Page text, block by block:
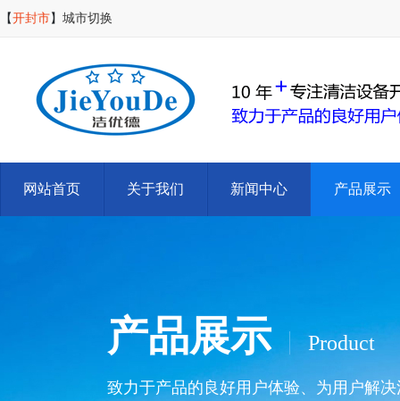
【开封市】 城市切换
网站首页 关于我们 新闻中心 产品展示
产品展示 Product
致力于产品的良好用户体验、为用户解